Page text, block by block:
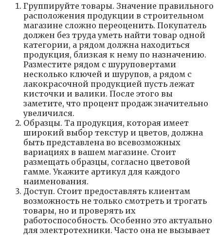
Группируйте товары. Значение правильного
расположения продукции в строительном
магазине сложно переоценить. Покупатель
должен без труда уметь найти товар одной
категории, а рядом должна находиться
продукция, близкая к нему по назначению.
Разместите рядом с шуруповертами
несколько ключей и шурупов, а рядом с
лакокрасочной продукцией пусть лежат
кисточки и валики. После этого вы
заметите, что процент продаж значительно
увеличился.
Образцы. Та продукция, которая имеет
широкий выбор текстур и цветов, должна
быть представлена во всевозможных
вариациях в вашем магазине. Стоит
размещать образцы, согласно цветовой
гамме. Укажите артикул для каждого
наименования.
Доступ. Стоит предоставлять клиентам
возможность не только смотреть и трогать
товары, но и проверять их
работоспособность. Особенно это актуально
для электротехники. Часто она не вызывает